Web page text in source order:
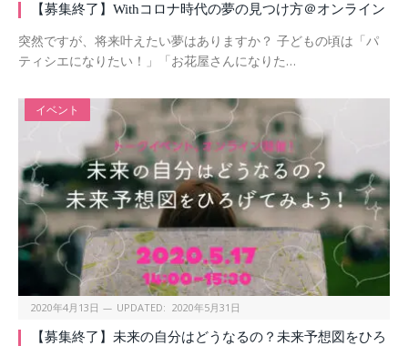
【募集終了】Withコロナ時代の夢の見つけ方＠オンライン
突然ですが、将来叶えたい夢はありますか？ 子どもの頃は「パ
ティシエになりたい！」「お花屋さんになりた…
イベント
2020年4月13日 UPDATED: 2020年5月31日
【募集終了】未来の自分はどうなるの？未来予想図をひろ